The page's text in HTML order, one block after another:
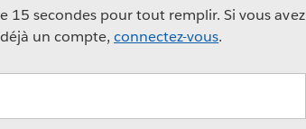
15 secondes pour tout remplir. Si vous avez
déjà un compte, connectez-vous.